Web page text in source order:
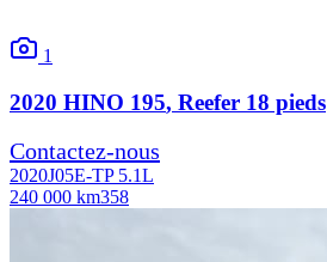
1
2020 HINO 195, Reefer 18 pieds
Contactez-nous
2020J05E-TP 5.1L
240 000 km358